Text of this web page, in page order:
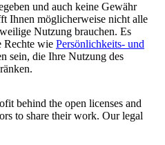
und auch keine Gewähr
Ihnen möglicherweise nicht alle
Nutzung brauchen. Es
Rechte wie Persönlichkeits- und
sein, die Ihre Nutzung des
behind the open licenses and
to share their work. Our legal